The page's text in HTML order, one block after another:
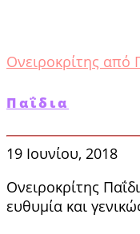
Ονειροκρίτης από
Παΐδια
19 Ιουνίου, 2018
Ονειροκρίτης
ευθυμία και